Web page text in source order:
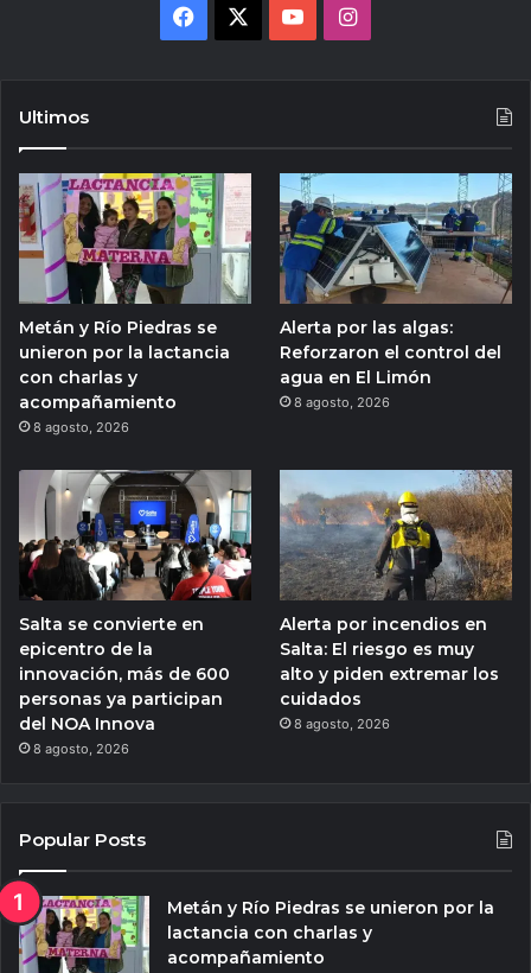
Facebook YouTubeInstagram
Ultimos
Metán y Río Piedras se
unieron por la lactancia
con charlas y
acompañamiento
8 agosto, 2026
Alerta por las algas:
Reforzaron el control del
agua en El Limón
8 agosto, 2026
Salta se convierte en
epicentro de la
innovación, más de 600
personas ya participan
del NOA Innova
8 agosto, 2026
Alerta por incendios en
Salta: El riesgo es muy
alto y piden extremar los
cuidados
8 agosto, 2026
Popular Posts
Metán y Río Piedras se unieron por la
lactancia con charlas y
acompañamiento